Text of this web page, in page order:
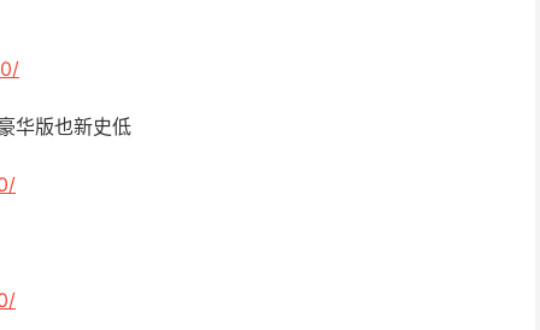
华版也新史低